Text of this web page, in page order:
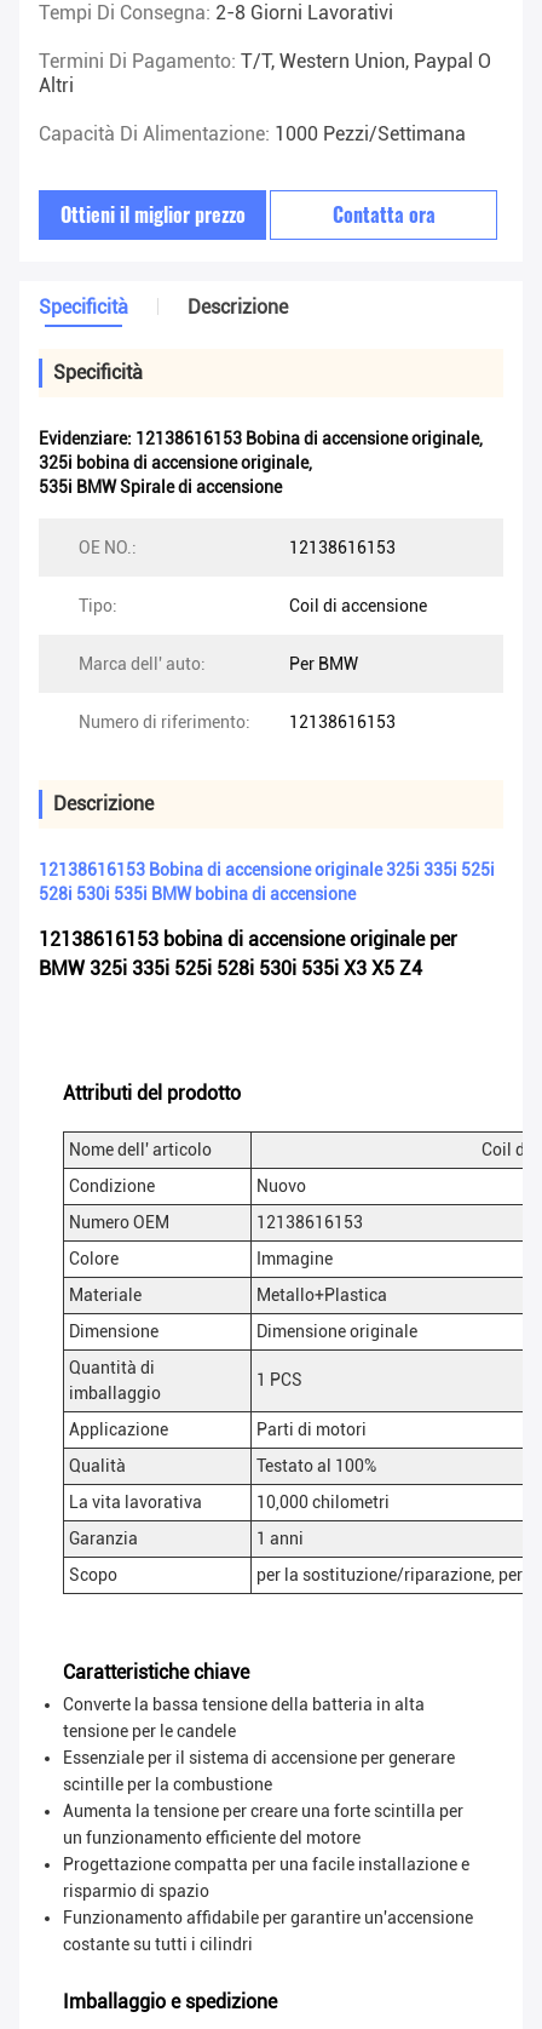
Tempi Di Consegna: 2-8 Giorni Lavorativi
Termini Di Pagamento: T/T, Western Union, Paypal O
Altri
Capacità Di Alimentazione: 1000 Pezzi/settimana
Ottieni il miglior prezzo Contatta ora
Specificità Descrizione
Specificità
Evidenziare: 12138616153 Bobina di accensione originale,
325i bobina di accensione originale,
535i BMW Spirale di accensione
OE NO.: 12138616153
Tipo: Coil di accensione
Marca dell' auto: Per BMW
Numero di riferimento: 12138616153
Descrizione
12138616153 Bobina di accensione originale 325i 335i 525i
528i 530i 535i BMW bobina di accensione
12138616153 bobina di accensione originale per
BMW 325i 335i 525i 528i 530i 535i X3 X5 Z4
Attributi del prodotto
Nome dell' articolo
Coil di
Condizione
Nuovo
Numero OEM
12138616153
Colore
Immagine
Materiale
Metallo+Plastica
Dimensione
Dimensione originale
Quantità di
imballaggio
1 PCS
Applicazione
Parti di motori
Qualità
Testato al 100%
La vita lavorativa
10,000 chilometri
Garanzia
1 anni
Scopo
per la sostituzione/riparazione, per
Caratteristiche chiave
Converte la bassa tensione della batteria in alta
tensione per le candele
Essenziale per il sistema di accensione per generare
scintille per la combustione
Aumenta la tensione per creare una forte scintilla per
un funzionamento efficiente del motore
Progettazione compatta per una facile installazione e
risparmio di spazio
Funzionamento affidabile per garantire un'accensione
costante su tutti i cilindri
Imballaggio e spedizione